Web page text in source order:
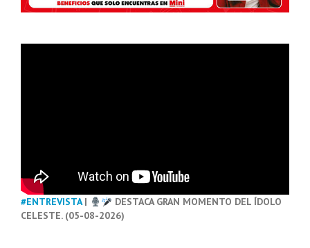
#ENTREVISTA|
DESTACA GRAN MOMENTO DEL ÍDOLO
CELESTE. (05-08-2026)